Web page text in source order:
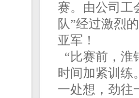
赛。由公司工
队”经过激烈
亚军！
“比赛前，淮
时间加紧训练
一处想，劲往